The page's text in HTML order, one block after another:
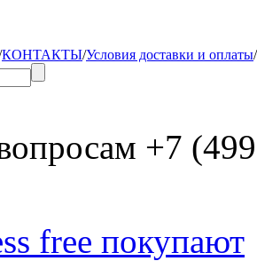
КОНТАКТЫ/Условия доставки и оплаты/
+7
free покупают